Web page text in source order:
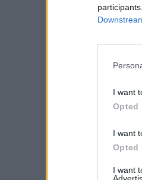
I want
Opted
I want
Opted
I want